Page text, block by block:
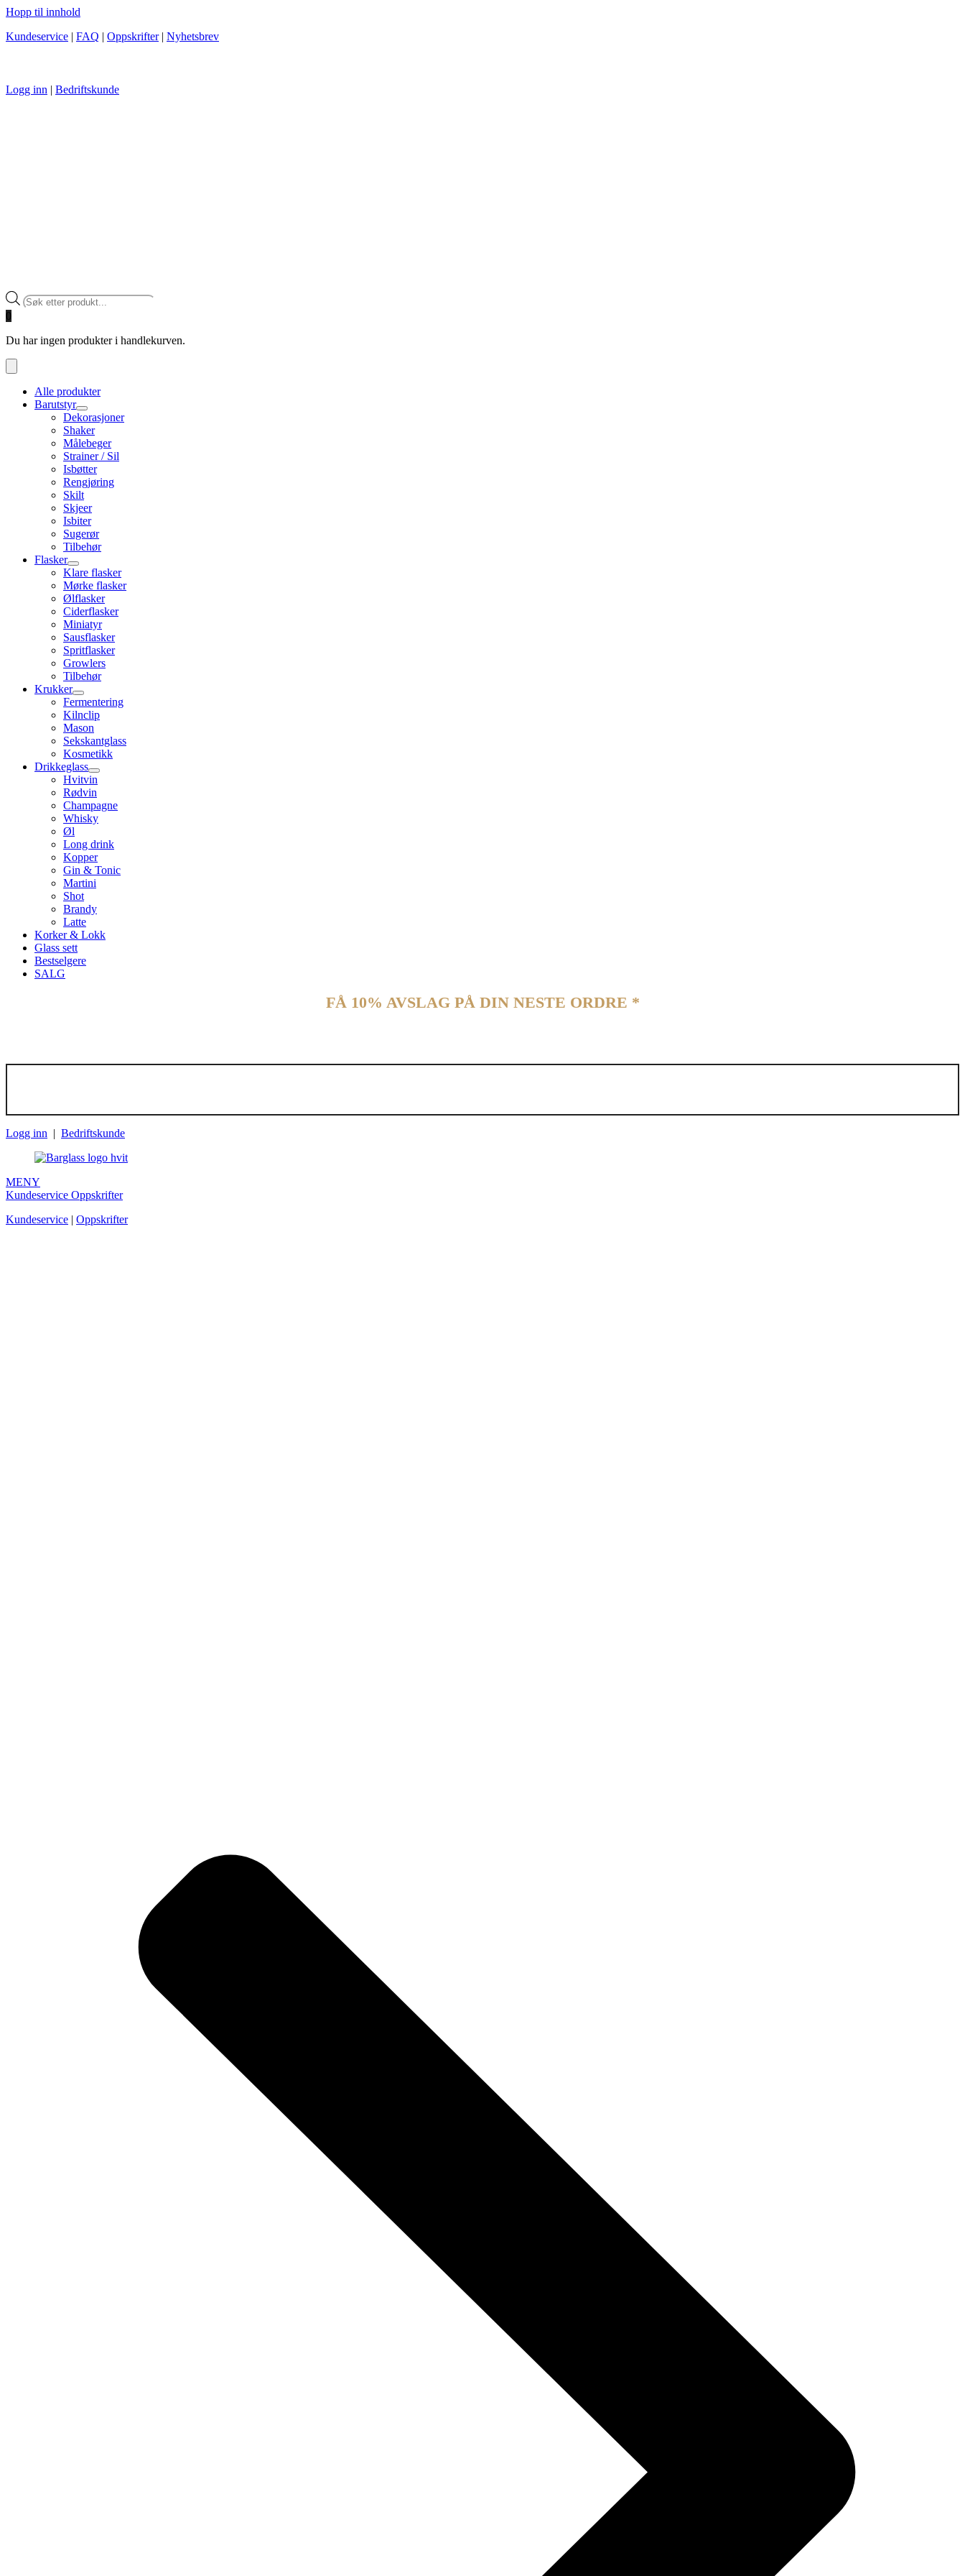
Hopp til innhold
Kundeservice | FAQ | Oppskrifter| Nyhetsbrev
Logg inn | Bedriftskunde
Products
search
0
Du har ingen produkter i handlekurven.
Alle produkter
Barutstyr
Dekorasjoner
Shaker
Målebeger
Strainer / Sil
Isbøtter
Rengjøring
Skilt
Skjeer
Isbiter
Sugerør
Tilbehør
Flasker
Klare flasker
Mørke flasker
Ølflasker
Ciderflasker
Miniatyr
Sausflasker
Spritflasker
Growlers
Tilbehør
Krukker
Fermentering
Kilnclip
Mason
Sekskantglass
Kosmetikk
Drikkeglass
Hvitvin
Rødvin
Champagne
Whisky
Øl
Long drink
Kopper
Gin & Tonic
Martini
Shot
Brandy
Latte
Korker & Lokk
Glass sett
Bestselgere
SALG
FÅ 10% AVSLAG PÅ DIN NESTE ORDRE *
Logg inn | Bedriftskunde
MENY
Kundeservice Oppskrifter
Kundeservice | Oppskrifter